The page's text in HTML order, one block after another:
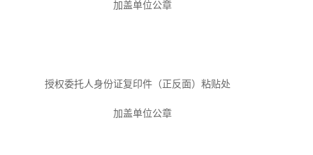
加盖单位公章
授权委托人身份证复印件（正反面） 粘贴处
加盖单位公章